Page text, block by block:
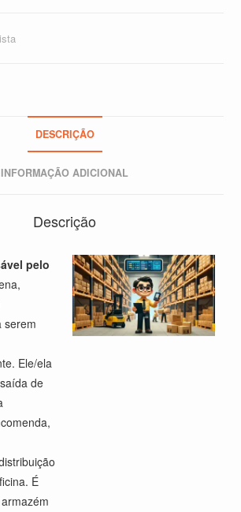
DESCRIÇÃO
INFORMAÇÃO ADICIONAL
Descrição
pelo
serem
Ele/ela
de
É